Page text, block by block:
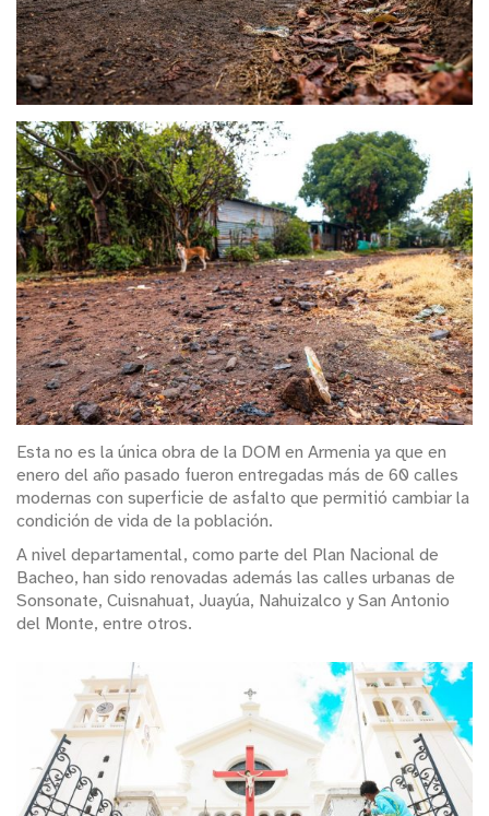
Esta no es la única obra de la DOM en Armenia ya que en
enero del año pasado fueron entregadas más de 60 calles
modernas con superficie de asfalto que permitió cambiar la
condición de vida de la población.
A nivel departamental, como parte del Plan Nacional de
Bacheo, han sido renovadas además las calles urbanas de
Sonsonate, Cuisnahuat, Juayúa, Nahuizalco y San Antonio
del Monte, entre otros.